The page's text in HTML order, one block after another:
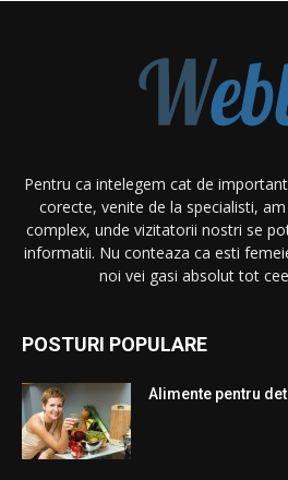
Pentru ca intelegem cat de
corecte, venite de la specialisti,
complex, unde vizitatorii nostri se
informatii. Nu conteaza ca esti
noi vei gasi absolut tot
POSTURI POPULARE
Alimente pentru